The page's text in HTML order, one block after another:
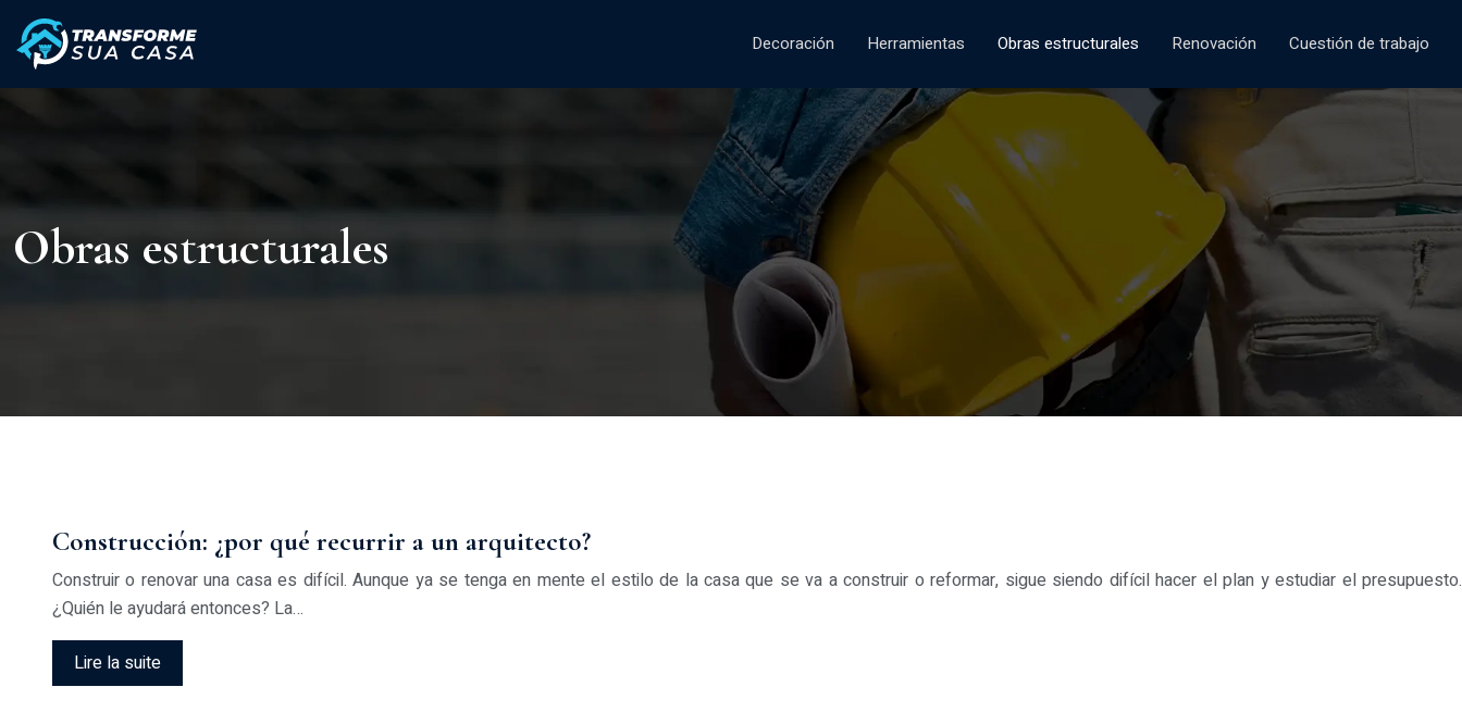
Decoración Herramientas Obras estructurales Renovación Cuestión de trabajo
Obras estructurales
Construcción: ¿por qué recurrir a un arquitecto?
Construir o renovar una casa es difícil. Aunque ya se tenga en mente el estilo de la casa que se va a construir o reformar, sigue siendo difícil hacer el plan y estudiar el presupuesto.
¿Quién le ayudará entonces? La…
Lire la suite